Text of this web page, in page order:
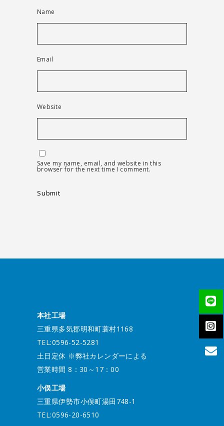
Name
Email
Website
Save my name, email, and website in this
browser for the next time I comment.
本社工場
三重県多気郡明和町蓑村1168
TEL:0596-52-5281
土日定休 ※弊社カレンダーによる
営業時間 8：30～17：00
小俣工場
三重県伊勢市小俣町湯田748-1
TEL:0596-20-6510